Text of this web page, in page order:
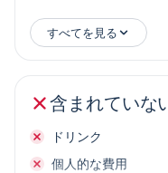
高級車
すべてを見る
含まれていな
ドリンク
個人的な費用